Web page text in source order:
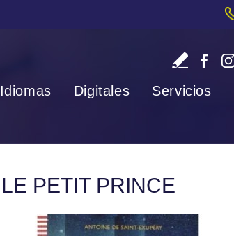
Idiomas Digitales Servicios
LE PETIT PRINCE